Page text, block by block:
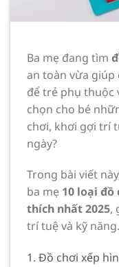
Ba mẹ đang tìm
an toàn vừa giúp
để trẻ phụ thuộc
chọn cho bé
chơi, khơi gợi trí
ngày?
Trong bài viết
ba mẹ 10 loại
thích nhất 2025,
trí tuệ và kỹ năng.
1. Đồ chơi xếp